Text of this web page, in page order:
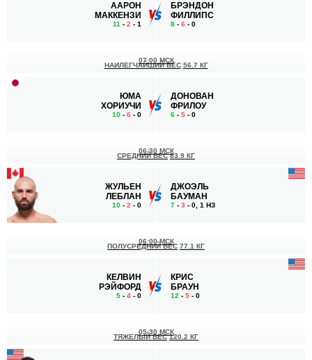
ААРОН
МАККЕНЗИ
11 - 2 - 1
БРЭНДОН
ФИЛЛИПС
8 - 6 - 0
ЮМА
ХОРИУЧИ
10 - 6 - 0
07:00 МСК
НАИЛЕГЧАЙШИЙ ВЕС 56.7 КГ
ДОНОВАН
ФРИЛОУ
6 - 5 - 0
ЖУЛЬЕН
ЛЕБЛАН
10 - 2 - 0
06:30 МСК
СРЕДНИЙ ВЕС 83.9 КГ
ДЖОЭЛЬ
БАУМАН
7 - 3 - 0, 1 НЗ
КЕЛВИН
РЭЙФОРД
5 - 4 - 0
06:00 МСК
ПОЛУСРЕДНИЙ ВЕС 77.1 КГ
КРИС
БРАУН
12 - 5 - 0
05:30 МСК
ТЯЖЕЛЫЙ ВЕС 120.2 КГ